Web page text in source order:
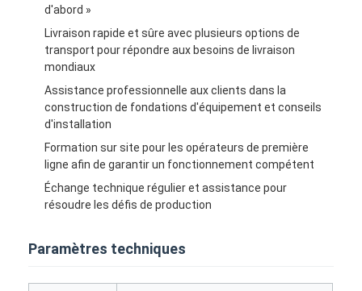
À la maison
Produits
d'abord »
Livraison rapide et sûre avec plusieurs options de
transport pour répondre aux besoins de livraison
mondiaux
Assistance professionnelle aux clients dans la
construction de fondations d'équipement et conseils
d'installation
Formation sur site pour les opérateurs de première
ligne afin de garantir un fonctionnement compétent
Échange technique régulier et assistance pour
résoudre les défis de production
Paramètres techniques